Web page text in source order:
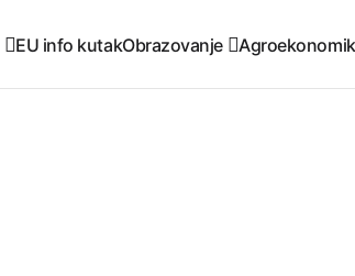
EU info kutakObrazovanje